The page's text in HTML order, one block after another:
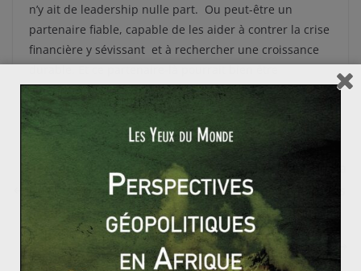
n’y ait de leadership nulle part. Ou peut-être un
partenaire fiable, capable de les aider à contrer la crise
financière y sévissant et à rechercher une croissance
durable. Et ce partenaire-là pourrait bien être
américain…
Élections générales espagnoles de 2011 : Mariano Ra
joy et les conservateurs désignés grands favoris des
L’Europe bismarckienne (1871–1890), ou la paix par
l’équilibre des puissances